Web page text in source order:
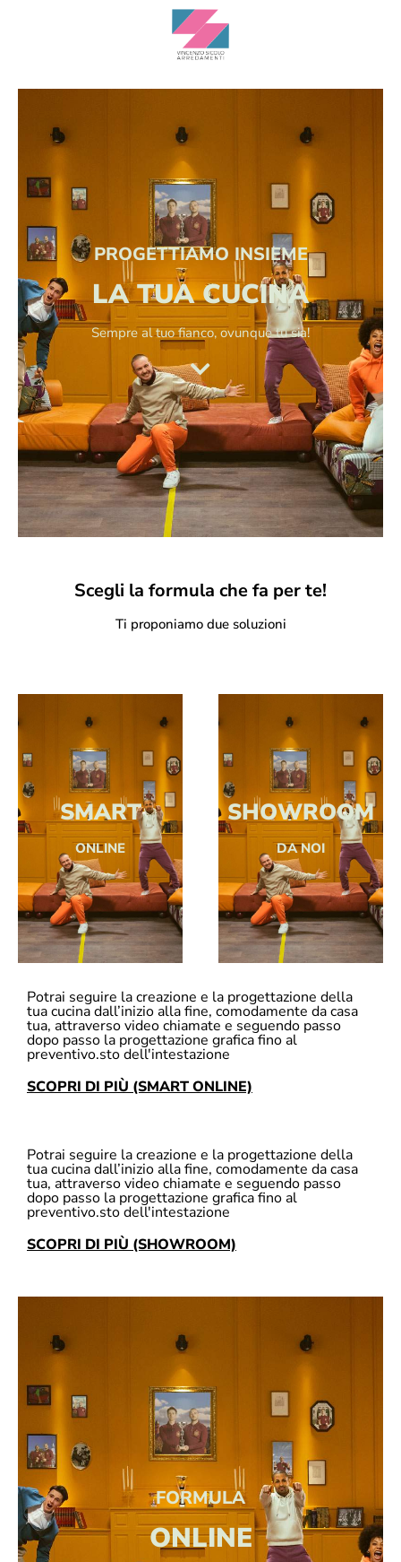
PROGETTIAMO INSIEME
LA TUA CUCINA
Sempre al tuo fianco, ovunque tu sia!
Scegli la formula che fa per te!
Ti proponiamo due soluzioni
SMART
ONLINE
SHOWROOM
DA NOI
Potrai seguire la creazione e la progettazione della
tua cucina dall’inizio alla fine, comodamente da casa
tua, attraverso video chiamate e seguendo passo
dopo passo la progettazione grafica fino al
preventivo.sto dell'intestazione
SCOPRI DI PIÙ (SMART ONLINE)
Potrai seguire la creazione e la progettazione della
tua cucina dall’inizio alla fine, comodamente da casa
tua, attraverso video chiamate e seguendo passo
dopo passo la progettazione grafica fino al
preventivo.sto dell'intestazione
SCOPRI DI PIÙ (SHOWROOM)
FORMULA
ONLINE